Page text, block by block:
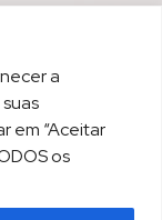
a
em “Aceitar
os